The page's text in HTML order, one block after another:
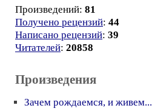
Произведений: 81
Получено рецензий: 44
Написано рецензий: 39
Читателей: 20858
Произведения
Зачем рождаемся, и живем...